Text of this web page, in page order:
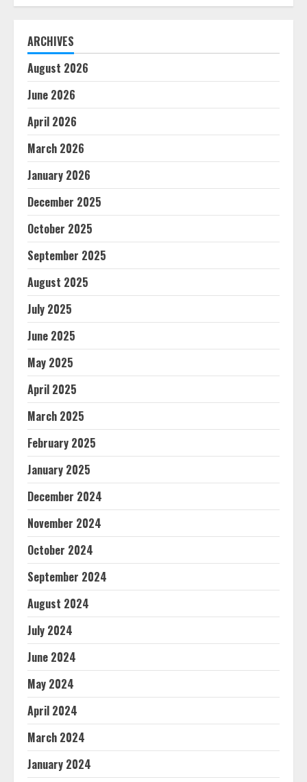
ARCHIVES
August 2026
June 2026
April 2026
March 2026
January 2026
December 2025
October 2025
September 2025
August 2025
July 2025
June 2025
May 2025
April 2025
March 2025
February 2025
January 2025
December 2024
November 2024
October 2024
September 2024
August 2024
July 2024
June 2024
May 2024
April 2024
March 2024
January 2024